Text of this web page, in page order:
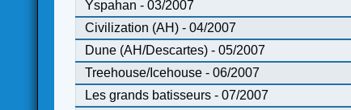
Yspahan - 03/2007
Civilization (AH) - 04/2007
Dune (AH/Descartes) - 05/2007
Treehouse/Icehouse - 06/2007
Les grands batisseurs - 07/2007